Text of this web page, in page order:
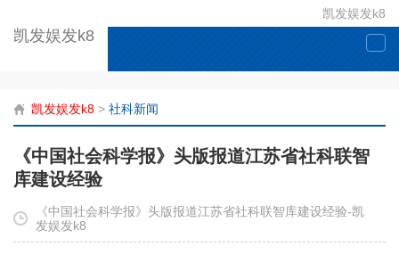
凯发娱发k8
凯发娱发k8
凯发娱发k8 > 社科新闻
《中国社会科学报》头版报道江苏省社科联智
库建设经验
《中国社会科学报》头版报道江苏省社科联智库建设经验-凯
发娱发k8